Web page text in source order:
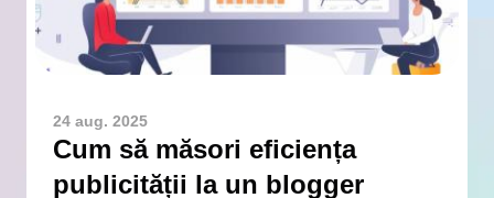
24 aug. 2025
Cum să măsori eficiența
publicității la un blogger